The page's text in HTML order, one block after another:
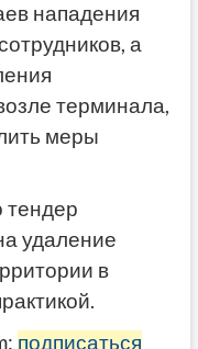
нападения
а
терминала,
меры
тендер
удаление
в
подписаться